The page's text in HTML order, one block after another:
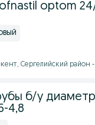
optom
Сергелийский район -
б/у
4,8